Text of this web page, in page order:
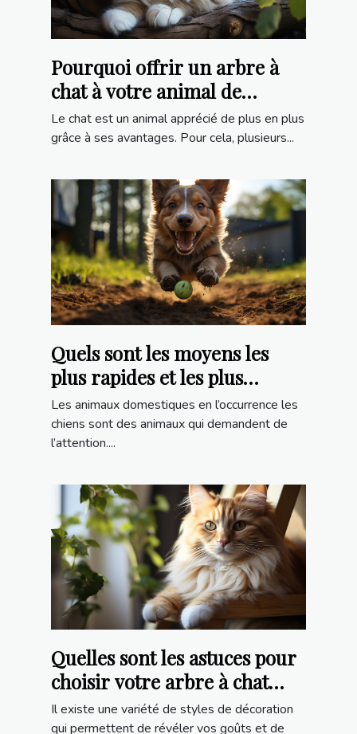
Pourquoi offrir un arbre à
chat à votre animal de
compagnie ?
Le chat est un animal apprécié de plus en plus
grâce à ses avantages. Pour cela, plusieurs...
Quels sont les moyens les
plus rapides et les plus
efficaces d’éduquer son chien
?
Les animaux domestiques en l’occurrence les
chiens sont des animaux qui demandent de
l’attention....
Quelles sont les astuces pour
choisir votre arbre à chat
scandinave ?
Il existe une variété de styles de décoration
qui permettent de révéler vos goûts et de